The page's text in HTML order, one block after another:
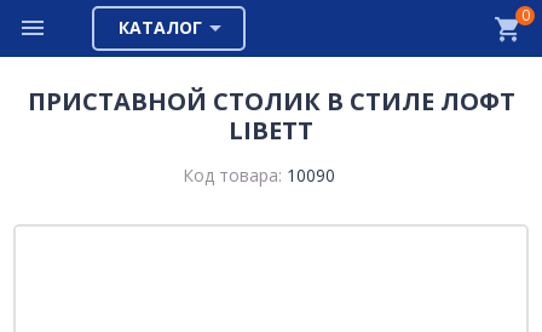
КАТАЛОГ
0
ПРИСТАВНОЙ СТОЛИК В СТИЛЕ ЛОФТ
LIBETT
Код товара: 10090